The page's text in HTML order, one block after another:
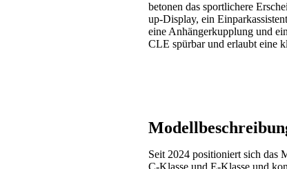
betonen das sportlichere
up-Display, ein
eine Anhängerkupplung und
CLE spürbar und erlaubt eine
Seit 2024 positioniert sich das